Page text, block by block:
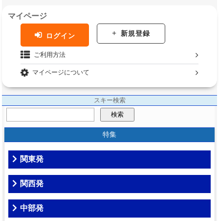
マイページ
ログイン 新規登録
ご利用方法
マイページについて
スキー検索
検索
特集
関東発
関西発
中部発